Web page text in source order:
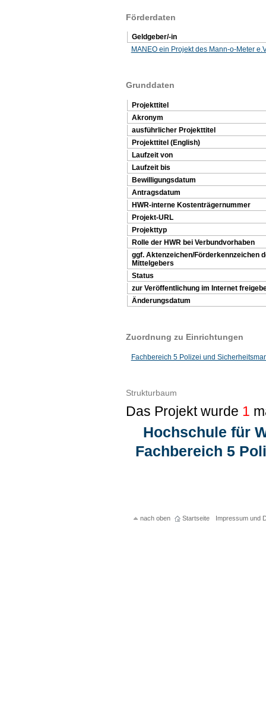
Förderdaten
Geldgeber/-in
MANEO ein Projekt des Mann-o-Meter
Grunddaten
Projekttitel
Akronym
ausführlicher Projekttitel
Projekttitel (English)
Laufzeit von
Laufzeit bis
Bewilligungsdatum
Antragsdatum
HWR-interne Kostenträgernummer
Projekt-URL
Projekttyp
Rolle der HWR bei Verbundvorhaben
ggf. Aktenzeichen/Förderkennzeichen
Mittelgebers
Status
zur Veröffentlichung im Internet
Änderungsdatum
Zuordnung zu Einrichtungen
Fachbereich 5 Polizei und
Strukturbaum
Das Projekt wurde 1
Hochschule für
Fachbereich 5
nach oben Startseite Impressum und